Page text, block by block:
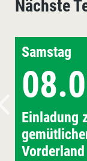
Nächste
Samstag
Einladung
Vorderland